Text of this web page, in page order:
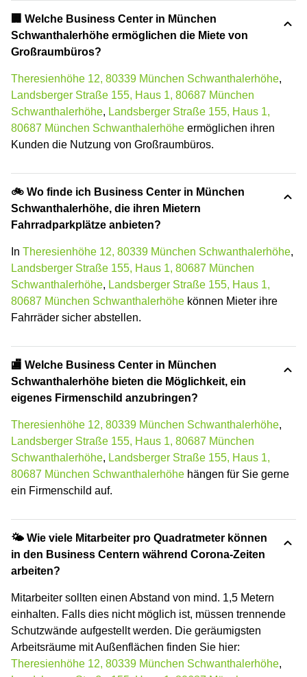
‍🏢 Welche Business Center in München
Schwanthalerhöhe ermöglichen die Miete von
Großraumbüros?
Theresienhöhe 12, 80339 München Schwanthalerhöhe,
Landsberger Straße 155, Haus 1, 80687 München
Schwanthalerhöhe, Landsberger Straße 155, Haus 1,
80687 München Schwanthalerhöhe ermöglichen ihren
Kunden die Nutzung von Großraumbüros.
🚲 Wo finde ich Business Center in München
Schwanthalerhöhe, die ihren Mietern
Fahrradparkplätze anbieten?
In Theresienhöhe 12, 80339 München Schwanthalerhöhe,
Landsberger Straße 155, Haus 1, 80687 München
Schwanthalerhöhe, Landsberger Straße 155, Haus 1,
80687 München Schwanthalerhöhe können Mieter ihre
Fahrräder sicher abstellen.
🏬 Welche Business Center in München
Schwanthalerhöhe bieten die Möglichkeit, ein
eigenes Firmenschild anzubringen?
Theresienhöhe 12, 80339 München Schwanthalerhöhe,
Landsberger Straße 155, Haus 1, 80687 München
Schwanthalerhöhe, Landsberger Straße 155, Haus 1,
80687 München Schwanthalerhöhe hängen für Sie gerne
ein Firmenschild auf.
🌤 Wie viele Mitarbeiter pro Quadratmeter können
in den Business Centern während Corona-Zeiten
arbeiten?
Mitarbeiter sollten einen Abstand von mind. 1,5 Metern
einhalten. Falls dies nicht möglich ist, müssen trennende
Schutzwände aufgestellt werden. Die geräumigsten
Arbeitsräume mit Außenflächen finden Sie hier:
Theresienhöhe 12, 80339 München Schwanthalerhöhe,